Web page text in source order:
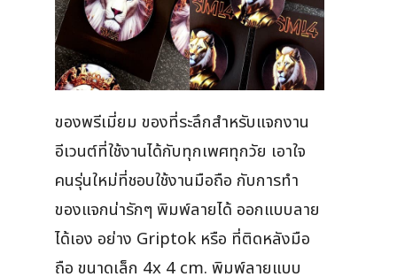
ของพรีเมี่ยม ของที่ระลึกสำหรับแจกงาน
อีเวนต์ที่ใช้งานได้กับทุกเพศทุกวัย เอาใจ
คนรุ่นใหม่ที่ชอบใช้งานมือถือ กับการทำ
ของแจกน่ารักๆ พิมพ์ลายได้ ออกแบบลาย
ได้เอง อย่าง Griptok หรือ ที่ติดหลังมือ
ถือ ขนาดเล็ก 4x 4 cm. พิมพ์ลายแบบ